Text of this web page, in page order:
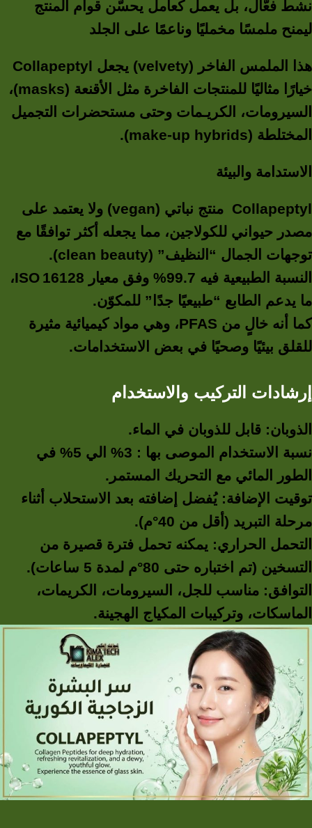
نشط فعّال، بل يعمل كعامل يحسّن قوام المنتج
ليمنح ملمسًا مخمليًا وناعمًا على الجلد
هذا الملمس الفاخر (velvety) يجعل Collapeptyl
خيارًا مثاليًا للمنتجات الفاخرة مثل الأقنعة (masks)،
السيرومات، الكريـمات وحتى مستحضرات التجميل
المختلطة (make-up hybrids).
الاستدامة والبيئة
Collapeptyl منتج نباتي (vegan) ولا يعتمد على
مصدر حيواني للكولاجين، مما يجعله أكثر توافقًا مع
توجهات الجمال “النظيف” (clean beauty).
النسبة الطبيعية فيه 99.7% وفق معيار ISO 16128،
ما يدعم الطابع “طبيعيًا جدًا” للمكوّن.
كما أنه خالٍ من PFAS، وهي مواد كيميائية مثيرة
للقلق بيئيًا وصحيًا في بعض الاستخدامات.
إرشادات التركيب والاستخدام
الذوبان: قابل للذوبان في الماء.
نسبة الاستخدام الموصى بها : 3% الي 5% في
الطور المائي مع التحريك المستمر.
توقيت الإضافة: يُفضل إضافته بعد الاستحلاب أثناء
مرحلة التبريد (أقل من 40°م).
التحمل الحراري: يمكنه تحمل فترة قصيرة من
التسخين (تم اختباره حتى 80°م لمدة 5 ساعات).
التوافق: مناسب للجل، السيرومات، الكريمات،
الماسكات، وتركيبات المكياج الهجينة.